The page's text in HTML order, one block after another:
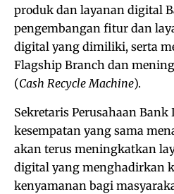
produk dan layanan digital
pengembangan fitur dan
digital yang dimiliki, serta
Flagship Branch dan
(Cash Recycle Machine).
Sekretaris Perusahaan Bank
kesempatan yang sama
akan terus meningkatkan
digital yang menghadirkan
kenyamanan bagi